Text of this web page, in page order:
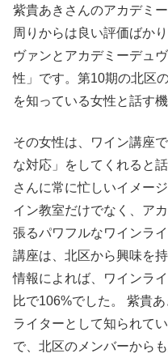
紫貴あきさんのアカデミ
周りからは良い評価ばか
ヴァンとアカデミーデュ
性」です。第10期の北区
を知っている女性と話す
その女性は、ワイン講座
な対応」をしてくれると
さんに常に忙しいイメー
イン教室だけでなく、ア
張るパワフルなワインラ
講座は、北区から興味を
情報によれば、ワインラ
比で106%でした。 紫貴
ライターとして知られて
で、北区のメンバーから